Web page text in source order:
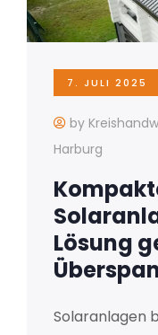
7. JULI 2025
by
Harburg
Lösung
Solaranlagen